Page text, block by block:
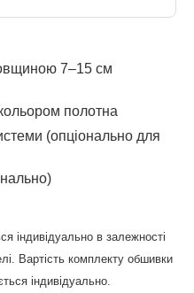
7–15 см
полотна
(опціонально для
індивідуально в залежності
Вартість комплекту обшивки
індивідуально.